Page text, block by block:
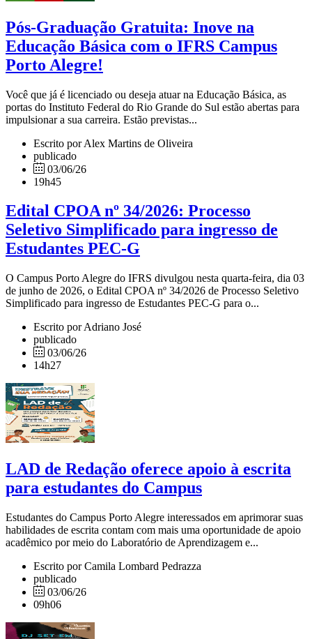
Pós-Graduação Gratuita: Inove na
Educação Básica com o IFRS Campus
Porto Alegre!
Você que já é licenciado ou deseja atuar na Educação Básica, as
portas do Instituto Federal do Rio Grande do Sul estão abertas para
impulsionar a sua carreira. Estão previstas...
Escrito por Alex Martins de Oliveira
publicado
03/06/26
19h45
Edital CPOA nº 34/2026: Processo
Seletivo Simplificado para ingresso de
Estudantes PEC-G
O Campus Porto Alegre do IFRS divulgou nesta quarta-feira, dia 03
de junho de 2026, o Edital CPOA nº 34/2026 de Processo Seletivo
Simplificado para ingresso de Estudantes PEC-G para o...
Escrito por Adriano José
publicado
03/06/26
14h27
LAD de Redação oferece apoio à escrita
para estudantes do Campus
Estudantes do Campus Porto Alegre interessados em aprimorar suas
habilidades de escrita contam com mais uma oportunidade de apoio
acadêmico por meio do Laboratório de Aprendizagem e...
Escrito por Camila Lombard Pedrazza
publicado
03/06/26
09h06